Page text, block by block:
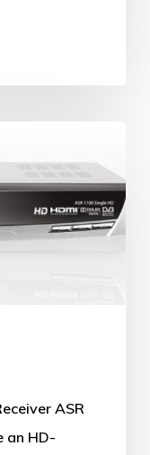
ASR
an HD-